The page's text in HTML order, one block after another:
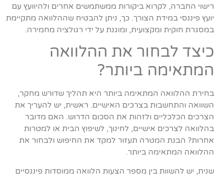
רישוי החברה, לקרוא ביקורות ממשתמשים אחרים ולהיוועץ עם
יועץ פיננסי במידת הצורך. כך, ניתן להבטיח שההלוואה מתקיימת
במסגרת חוקית ומקצועית, ומוגנת על ידי רגולציה מחמירה.
כיצד לבחור את ההלוואה
המתאימה ביותר?
בחירת ההלוואה המתאימה ביותר היא תהליך שדורש מחקר,
השוואה והתחשבות בצרכים האישיים. ראשית, יש להעריך את
הצרכים הכלכליים ולזהות את הסכום הדרוש. האם מדובר
בהלוואה לצרכים אישיים, לחינוך, לשיפוץ הבית או למטרות
אחרות? הבנת המטרה תעזור למקד את החיפוש ולבחור את
ההלוואה המתאימה ביותר.
שנית, יש להשוות בין מספר הצעות הלוואה ממוסדות פיננסיים